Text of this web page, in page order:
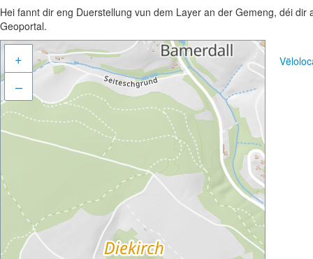
Hei fannt dir eng Duerstellung vun dem Layer an der Gemeng, déi
Geoportal.
+
–